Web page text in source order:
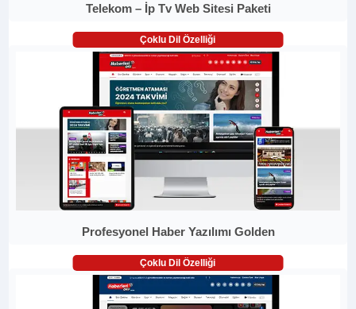
Telekom – İp Tv Web Sitesi Paketi
Çoklu Dil Özelliği
Profesyonel Haber Yazılımı Golden
Çoklu Dil Özelliği